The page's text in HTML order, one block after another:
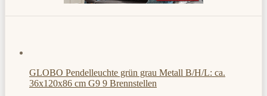
GLOBO Pendelleuchte grün grau Metall B/H/L: ca.
36x120x86 cm G9 9 Brennstellen